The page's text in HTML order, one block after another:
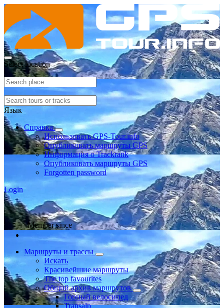
Select location
Язык
Справка
Использовать GPS-Tour.info
Опубликовать маршруты GPS
Информация о Trackrank
Опубликовать маршруты GPS
Forgotten password
Login
Member since
Маршруты и трассы
Искать
Красивейшие маршруты
The top favourites
Общий архив маршрутов
Горный велосипед
Transalp